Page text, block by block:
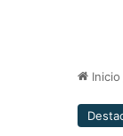
Inicio